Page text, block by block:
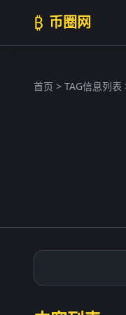
₿ 币圈网
首页 > TAG信息列